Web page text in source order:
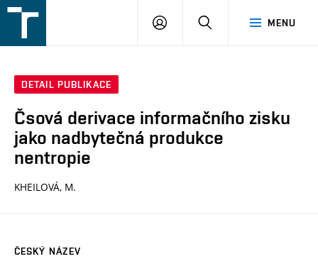
v
MENU
PŘIHLÁŠENÍ
DETAIL PUBLIKACE
Čsová derivace informačního zisku
jako nadbytečná produkce
nentropie
KHEILOVÁ, M.
ČESKÝ NÁZEV